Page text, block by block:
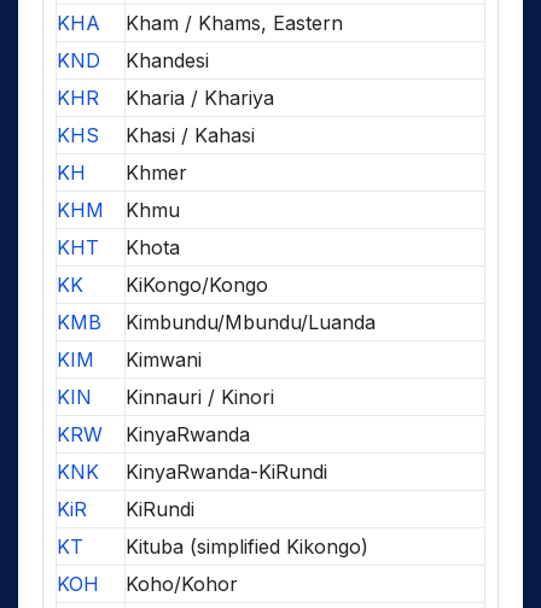
KHA
Kham / Khams, Eastern
KND
Khandesi
KHR
Kharia / Khariya
KHS
Khasi / Kahasi
KH
Khmer
KHM
Khmu
KHT
Khota
KK
KiKongo/Kongo
KMB
Kimbundu/Mbundu/Luanda
KIM
Kimwani
KIN
Kinnauri / Kinori
KRW
KinyaRwanda
KNK
KinyaRwanda-KiRundi
KiR
KiRundi
KT
Kituba (simplified Kikongo)
KOH
Koho/Kohor